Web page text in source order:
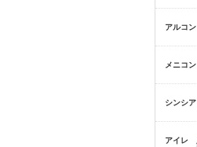
アルコン
メニコン
シンシア
アイレ